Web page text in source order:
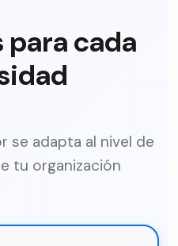
para cada
se adapta al nivel de
tu organización